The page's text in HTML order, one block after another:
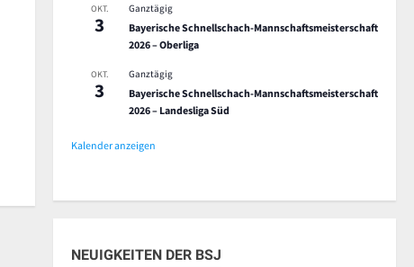
OKT.
3
Ganztägig
Bayerische Schnellschach-Mannschaftsmeisterschaft
2026 – Oberliga
OKT.
3
Ganztägig
Bayerische Schnellschach-Mannschaftsmeisterschaft
2026 – Landesliga Süd
Kalender anzeigen
NEUIGKEITEN DER BSJ